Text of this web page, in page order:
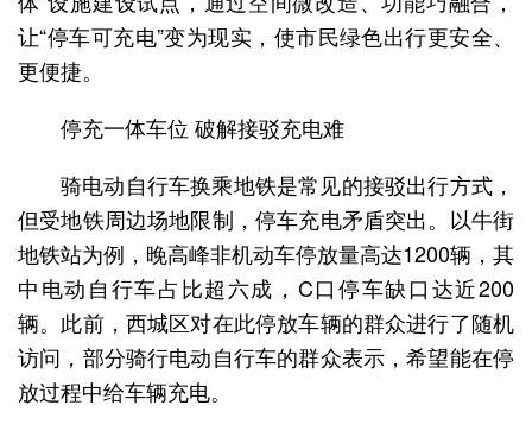
让“停车可充电”变为现实，使市民绿色出行更安全、
更便捷。
停充一体车位 破解接驳充电难
骑电动自行车换乘地铁是常见的接驳出行方式，
但受地铁周边场地限制，停车充电矛盾突出。以牛街
地铁站为例，晚高峰非机动车停放量高达1200辆，其
中电动自行车占比超六成，C口停车缺口达近200
辆。此前，西城区对在此停放车辆的群众进行了随机
访问，部分骑行电动自行车的群众表示，希望能在停
放过程中给车辆充电。